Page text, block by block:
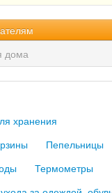
дома
хранения
Пепельницы
Термометры